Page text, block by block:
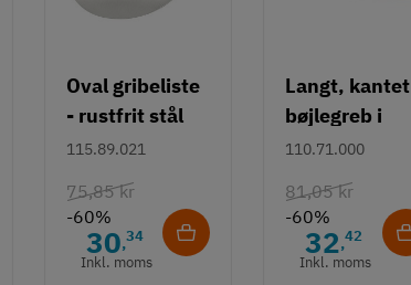
Oval gribeliste
- rustfrit stål
115.89.021
75,85 kr
-60%
30,34
Inkl. moms
Langt, kantet
bøjlegreb i
rustfrit stål m/
- 490 mm
110.71.000
81,05 kr
-60%
32,42
Inkl. moms